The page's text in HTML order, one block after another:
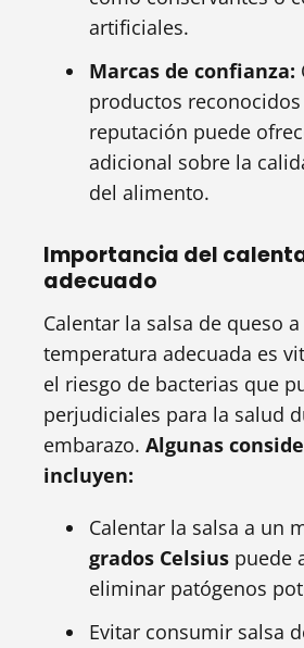
artificiales.
Marcas de confianza:
productos
reputación puede
adicional sobre la
del alimento.
Importancia del
adecuado
Calentar la salsa de queso
temperatura adecuada es
el riesgo de bacterias que
perjudiciales para la salud
embarazo. Algunas
incluyen:
Calentar la salsa a un
grados Celsius puede
eliminar patógenos
Evitar consumir salsa